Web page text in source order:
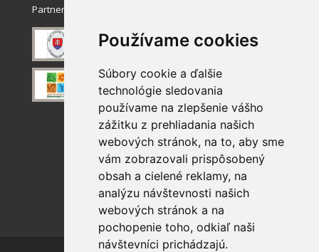
Používame cookies
Súbory cookie a ďalšie
technológie sledovania
používame na zlepšenie vášho
zážitku z prehliadania našich
webových stránok, na to, aby sme
vám zobrazovali prispôsobený
obsah a cielené reklamy, na
analýzu návštevnosti našich
webových stránok a na
pochopenie toho, odkiaľ naši
návštevníci prichádzajú.
Partneri